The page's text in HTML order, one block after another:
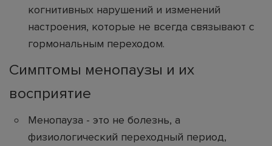
когнитивных нарушений и изменений
настроения, которые не всегда связывают с
гормональным переходом.
Симптомы менопаузы и их
восприятие
Менопауза - это не болезнь, а
физиологический переходный период,